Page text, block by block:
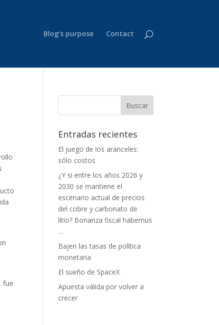
Blog’s purpose Contact
fue
Entradas recientes
El juego de los aranceles:
sólo costos
¿Y si entre los años 2026 y
2030 se mantiene el
escenario actual de precios
del cobre y carbonato de
litio? Bonanza fiscal habemus
…
Bajen las tasas de política
monetaria
El sueño de SpaceX
Apuesta válida por volver a
crecer